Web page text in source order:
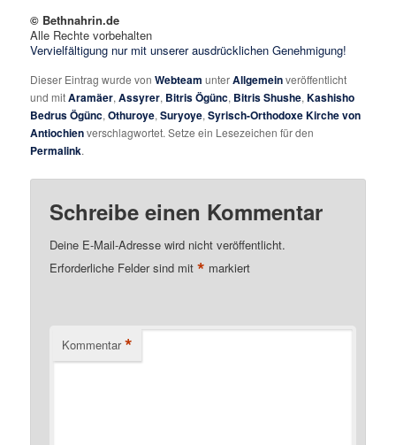
© Bethnahrin.de
Alle Rechte vorbehalten
Vervielfältigung nur mit unserer ausdrücklichen Genehmigung!
Dieser Eintrag wurde vonWebteam unterAllgemeinveröffentlicht
und mitAramäer,Assyrer, Bitris Ögünc, Bitris Shushe,Kashisho
Bedrus Ögünc,Othuroye,Suryoye,Syrisch-Orthodoxe Kirche von
Antiochienverschlagwortet. Setze ein Lesezeichen für den
Permalink.
Schreibe einen Kommentar
Deine E-Mail-Adresse wird nicht veröffentlicht.
Erforderliche Felder sind mit* markiert
Kommentar *